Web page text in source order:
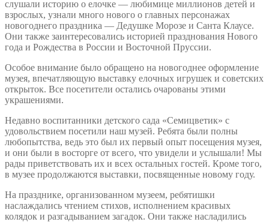
слушали историю о елочке — любимице миллионов детей и
взрослых, узнали много нового о главных персонажах
новогоднего праздника — Дедушке Морозе и Санта Клаусе.
Они также заинтересовались историей празднования Нового
года и Рождества в России и Восточной Пруссии.
Особое внимание было обращено на новогоднее оформление
музея, впечатляющую выставку елочных игрушек и советских
открыток. Все посетители остались очарованы этими
украшениями.
Недавно воспитанники детского сада «Семицветик» с
удовольствием посетили наш музей. Ребята были полны
любопытства, ведь это был их первый опыт посещения музея,
и они были в восторге от всего, что увидели и услышали! Мы
рады приветствовать их и всех остальных гостей. Кроме того,
в музее продолжаются выставки, посвященные новому году.
На празднике, организованном музеем, ребятишки
наслаждались чтением стихов, исполнением красивых
колядок и разгадыванием загадок. Они также насладились